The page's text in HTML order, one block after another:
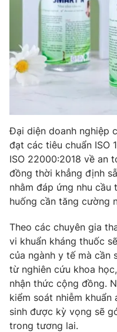
Đại diện doanh nghiệp
đạt các tiêu chuẩn ISO
ISO 22000:2018 về an
đồng thời khẳng định
nhằm đáp ứng nhu
huống cần tăng cường
Theo các chuyên gia
vi khuẩn kháng thuốc
của ngành y tế mà cần
từ nghiên cứu khoa
nhận thức cộng đồng.
kiểm soát nhiễm khuẩn
sinh được kỳ vọng sẽ
trong tương lai.